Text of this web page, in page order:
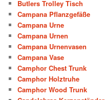
Butlers Trolley Tisch
Campana Pflanzgefäße
Campana Urne
Campana Urnen
Campana Urnenvasen
Campana Vase
Camphor Chest Trunk
Camphor Holztruhe
Camphor Wood Trunk